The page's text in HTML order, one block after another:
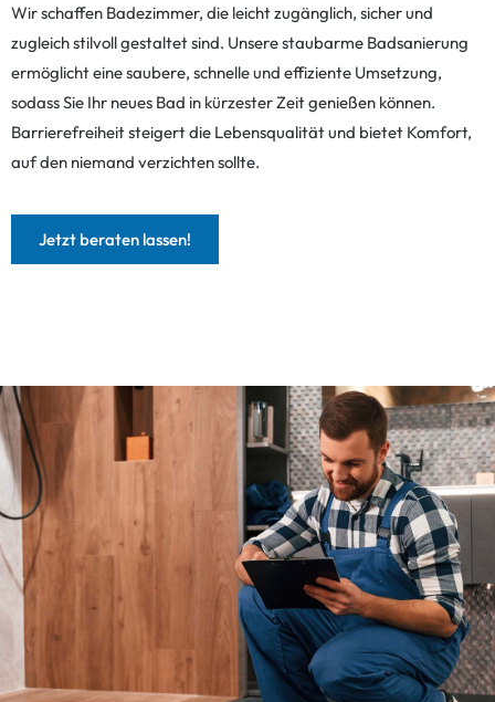
Wir schaffen Badezimmer, die leicht zugänglich, sicher und
zugleich stilvoll gestaltet sind. Unsere staubarme Badsanierung
ermöglicht eine saubere, schnelle und effiziente Umsetzung,
sodass Sie Ihr neues Bad in kürzester Zeit genießen können.
Barrierefreiheit steigert die Lebensqualität und bietet Komfort,
auf den niemand verzichten sollte.
Jetzt beraten lassen!